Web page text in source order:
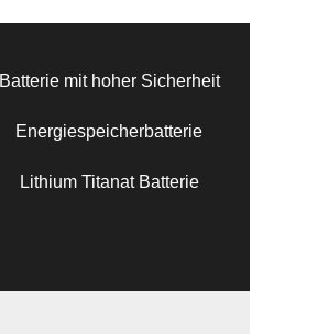
Batterie mit hoher Sicherheit
Energiespeicherbatterie
Lithium Titanat Batterie